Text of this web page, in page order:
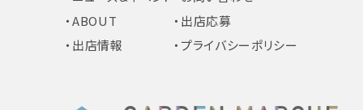
・ABOUT
・出店情報
・出店応募
・プライバシーポリシー